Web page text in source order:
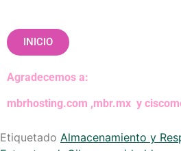
INICIO
Agradecemos a:
mbrhosting.com ,mbr.mx y
Etiquetado Almacenamiento y